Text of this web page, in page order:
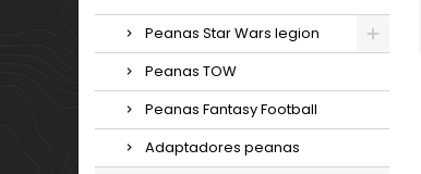
Peanas Star Wars legion
Peanas TOW
Peanas Fantasy Football
Adaptadores peanas